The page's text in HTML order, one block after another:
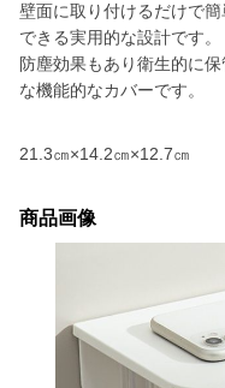
壁面に取り付けるだけで
できる実用的な設計です。
防塵効果もあり衛生的に
な機能的なカバーです。
21.3㎝×14.2㎝×12.7㎝
商品画像